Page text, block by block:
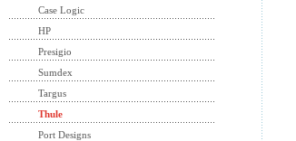
Case Logic
HP
Presigio
Sumdex
Targus
Thule
Port Designs